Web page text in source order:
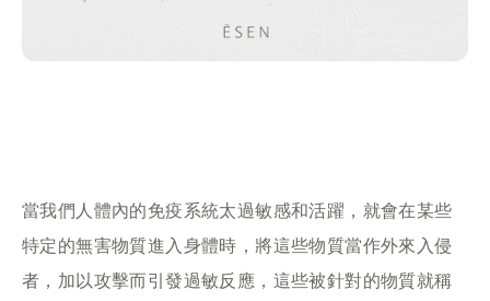
當我們人體內的免疫系統太過敏感和活躍，就會在某些
特定的無害物質進入身體時，將這些物質當作外來入侵
者，加以攻擊而引發過敏反應，這些被針對的物質就稱